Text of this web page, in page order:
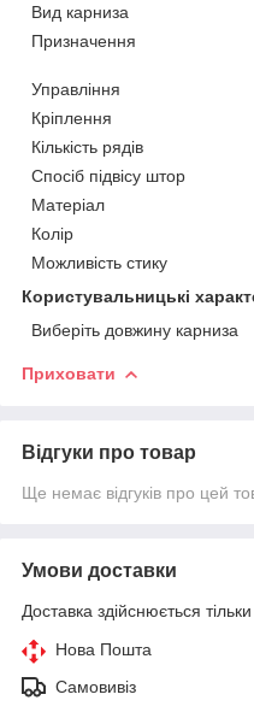
Вид карниза
Призначення
Управління
Кріплення
Кількість рядів
Спосіб підвісу штор
Матеріал
Колір
Можливість стику
Користувальницькі
Виберіть довжину карниза
Приховати
Відгуки про товар
Ще немає відгуків про цей
Умови доставки
Доставка здійснюється
Нова Пошта
Самовивіз